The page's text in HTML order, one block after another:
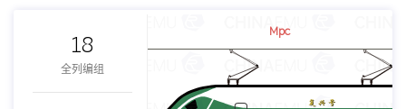
18
全列编组
Mpc